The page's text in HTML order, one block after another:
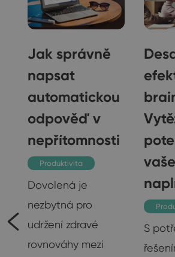
Jak správně
napsat
automatickou
odpověď v
nepřítomnosti
Produktivita
Dovolená je
nezbytná pro
udržení zdravé
rovnováhy mezi
S